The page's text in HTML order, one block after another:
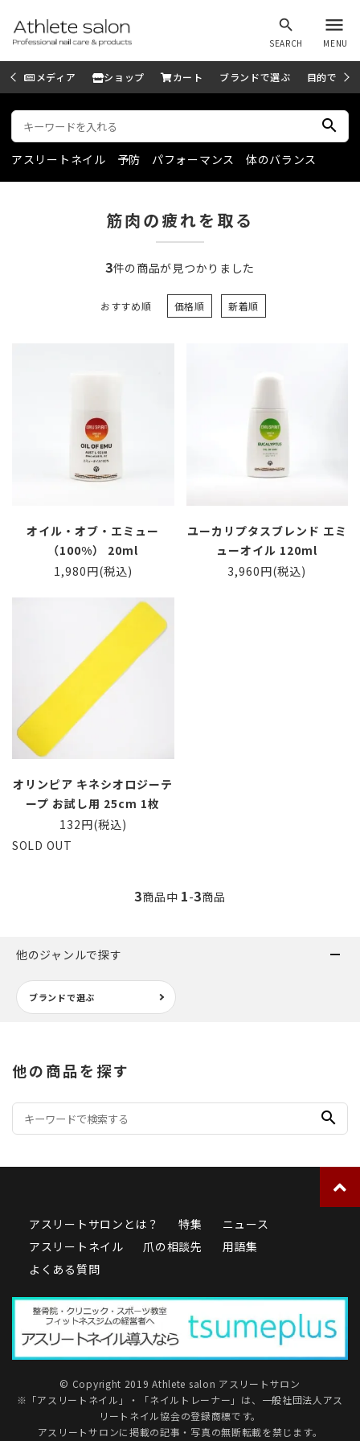
search
SEARCH
menu
MENU
メディア ショップ カート ブランドで選ぶ 目的で選ぶ
search
アスリートネイル 予防 パフォーマンス 体のバランス
筋肉の疲れを取る
3件の商品が見つかりました
おすすめ順 価格順 新着順
オイル・オブ・エミュー
（100%） 20ml
1,980円(税込)
ユーカリプタスブレンド エミ
ューオイル 120ml
3,960円(税込)
オリンピア キネシオロジーテ
ープ お試し用 25cm 1枚
132円(税込)
SOLD OUT
3商品中 1-3商品
他のジャンルで探す
ブランドで選ぶ
他の商品を探す
search
アスリートサロンとは？ 特集
ニュース
アスリートネイル
爪の相談先
用語集
よくある質問
© Copyright 2019 Athlete salon アスリートサロン
※「アスリートネイル」・「ネイルトレーナー」は、 一般社団法人アス
リートネイル協会の登録商標です。
アスリートサロンに掲載の記事・写真の無断転載を禁じます。